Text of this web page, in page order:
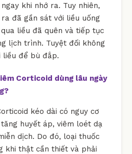
khi nhớ ra. Tuy nhiên,
đã gần sát với liều uống
liều đã quên và tiếp tục
lịch trình. Tuyệt đối không
liều để bù đắp.
Corticoid dùng lâu ngày
kéo dài có nguy cơ
huyết áp, viêm loét dạ
dịch. Do đó, loại thuốc
khi thật cần thiết và phải